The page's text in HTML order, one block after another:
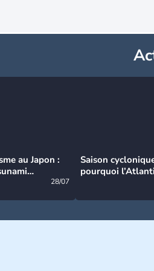
au Japon :
28/07
Saison
pourquoi